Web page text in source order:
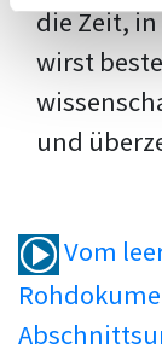
die Zeit,
wirst
und
Vom